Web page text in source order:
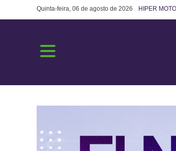
Quinta-feira, 06 de agosto de 2026 HIPER